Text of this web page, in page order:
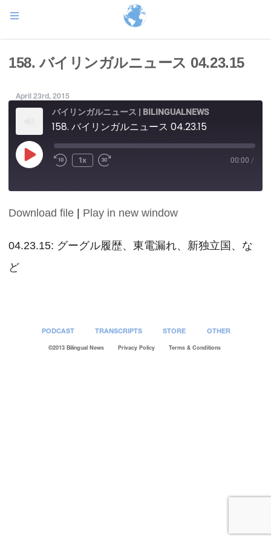
158. バイリンガルニュース 04.23.15
April 23rd, 2015
バイリンガルニュース | BILINGUALNEWS
158. バイリンガルニュース 04.23.15
Play
Episode
1x 00:00 /
SHARE
LINK
Download file Play in new window
04.23.15: グーグル履歴、東電漏れ、新独立国、な
ど
PODCAST TRANSCRIPTS STORE OTHER
©2013 Bilingual News Privacy Policy Terms & Conditions